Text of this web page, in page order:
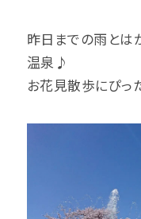
昨日までの雨とは
温泉♪
お花見散歩にぴっ